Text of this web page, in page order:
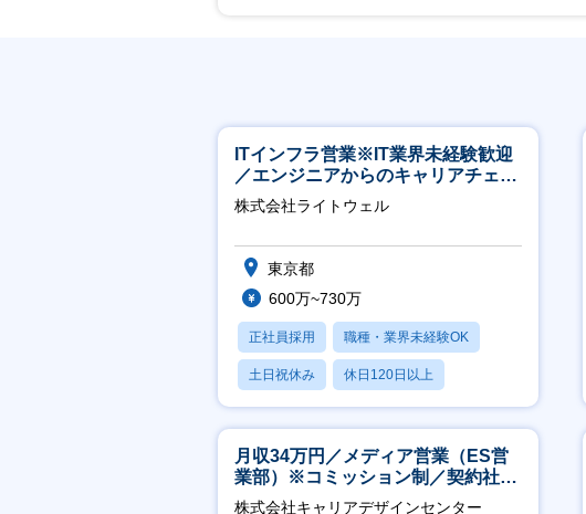
ITインフラ営業※IT業界未経験歓迎
／エンジニアからのキャリアチェン
ジ可※【週3～4日リモート可能】
株式会社ライトウェル
東京都
600万~730万
正社員採用 職種・業界未経験OK
土日祝休み 休日120日以上
月残業20時間以内
月収34万円／メディア営業（ES営
業部）※コミッション制／契約社員
※4年目以降無期化
株式会社キャリアデザインセンター